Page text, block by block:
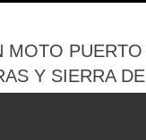
MOTO
Y SIERRA